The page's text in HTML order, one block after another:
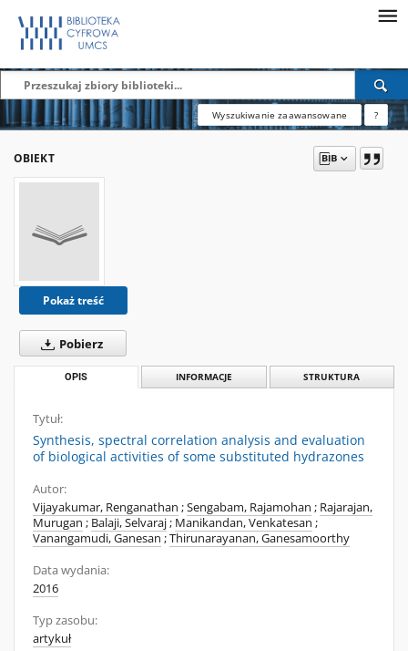
Wyszukiwanie zaawansowane ?
OBIEKT
Pokaż treść
Pobierz
OPIS INFORMACJE STRUKTURA
Tytuł:
Synthesis, spectral correlation analysis and evaluation
of biological activities of some substituted hydrazones
Autor:
Vijayakumar, Renganathan ;Sengabam, Rajamohan ; Rajarajan,
Murugan ; Balaji, Selvaraj; Manikandan, Venkatesan ;
Vanangamudi, Ganesan ;Thirunarayanan, Ganesamoorthy
Data wydania:
2016
Typ zasobu:
artykuł